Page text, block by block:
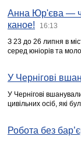
Анна Юр'єва —
каное!
16:13
З 23 до 26 липня в
серед юніорів та
У Чернігові
У Чернігові
цивільних осіб, які
Робота без